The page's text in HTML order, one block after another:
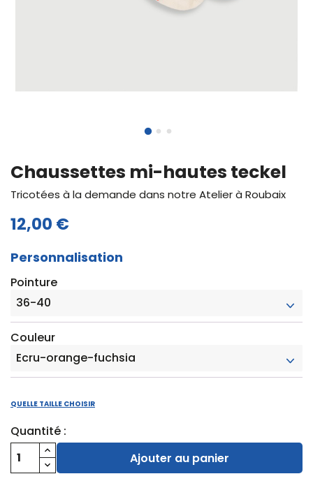
Chaussettes mi-hautes teckel
Tricotées à la demande dans notre Atelier à Roubaix
12,00 €
Personnalisation
Pointure
Couleur
QUELLE TAILLE CHOISIR
Quantité :
Ajouter au panier